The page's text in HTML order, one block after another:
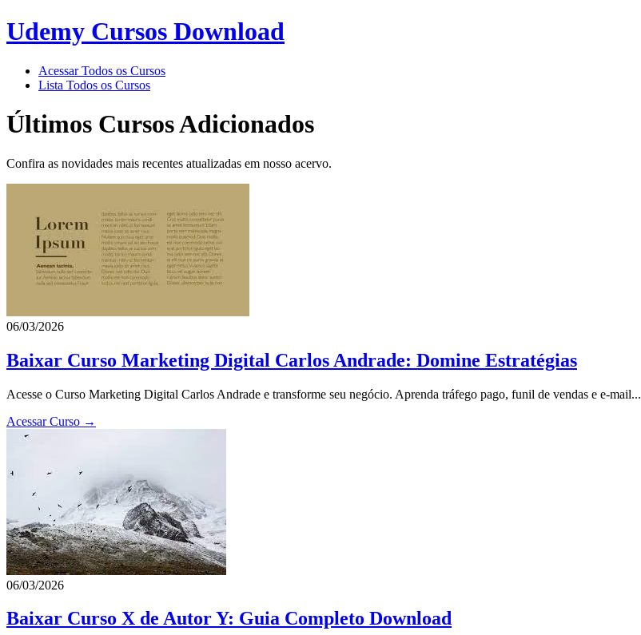
Udemy Cursos Download
Acessar Todos os Cursos
Lista Todos os Cursos
Últimos Cursos Adicionados
Confira as novidades mais recentes atualizadas em nosso acervo.
06/03/2026
Baixar Curso Marketing Digital Carlos Andrade: Domine Estratégias
Acesse o Curso Marketing Digital Carlos Andrade e transforme seu negócio. Aprenda tráfego pago, funil de vendas e e-mail...
Acessar Curso →
06/03/2026
Baixar Curso X de Autor Y: Guia Completo Download